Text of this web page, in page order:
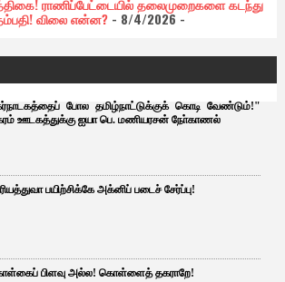
ராணிப்பேட்டையில் தலைமுறைகளை கடந்து
விலை என்ன?- 8/4/2026 -
போல தமிழ்நாட்டுக்குக் கொடி வேண்டும்!"
ஊடகத்துக்கு ஐயா பெ. மணியரசன் நோ்காணல்
பயிற்சிக்கே அக்னிப் படைச் சேர்ப்பு!
பிளவு அல்ல! கொள்ளைத் தகராறே!